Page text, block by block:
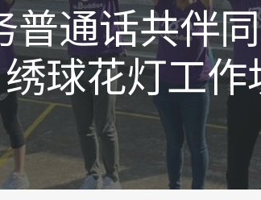
普通话共伴
绣球花灯工作